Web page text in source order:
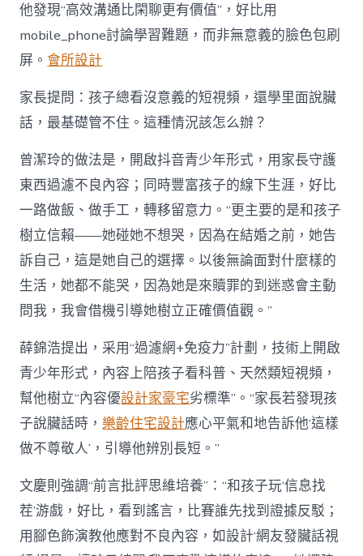
他發現“高效溝通比閑聊更有價值”，好比用
mobile_phone討論學習難題，而非無意義的臉色包刷
屏。會所設計
家長提問：孩子總看沒意義的短視頻，還學里面說臟
話，最基礎管不住。這種情況該怎么辦？
曾潔玲的做法是，開啟抖音青少年形式，用家長守護
東西過濾不良內容；同時豐富孩子的線下生涯，好比
一路做飯、做手工，轉移留意力。“更主要的是和孩子
樹立信賴——她碰她不想哭，因為在結婚之前，她告
訴自己，這是她自己的選擇。以後無論面對什麼樣的
生活，她都不能哭，因為她是來贖罪的到迷惑會主動
問我，我會借機引導她樹立正確價值觀。”
薛錦浩提出，采用“過濾網+免疫力”計劃，技術上開啟
青少年形式，內容上陪孩子看科普、天然類短視頻，
幫他樹立“內容優設計家豪宅劣標準”。“家長若發現孩
子說臟話時，樂齡住宅設計應心平氣和地告訴他‘這樣
做不尊敬人’，引導他辨別長短。”
文慶則強調“前言批評思維培養”：“和孩子玩‘信息找
茬’游戲，好比，看到謠言，比賽誰先找到證據反駁；
用腳色飾演教他應對不良內容，如設計‘網友發臟話視